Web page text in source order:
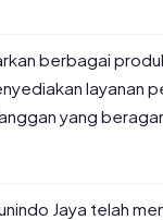
berbagai
layanan
yang
Jaya telah